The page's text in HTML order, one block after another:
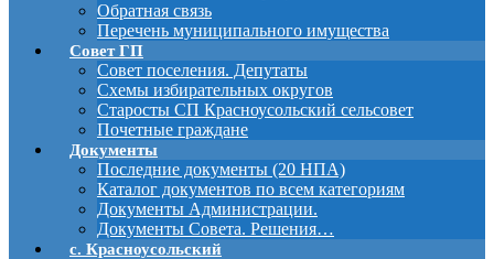
Обратная связь
Перечень муниципального имущества
Совет ГП
Совет поселения. Депутаты
Схемы избирательных округов
Старосты СП Красноусольский сельсовет
Почетные граждане
Документы
Последние документы (20 НПА)
Каталог документов по всем категориям
Документы Администрации.
Документы Совета. Решения…
с. Красноусольский